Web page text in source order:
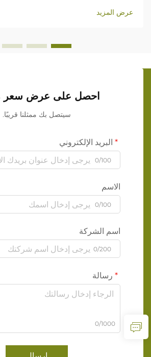
عرض المزيد
احصل على عرض سعر
سيتصل بك ممثلنا قريبًا.
البريد الإلكتروني
0/100
الاسم
0/100
اسم الشركة
0/200
رسالة
0/1000